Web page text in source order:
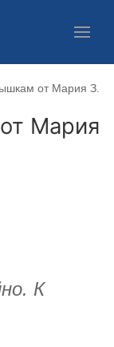
от Мария З.
Мария
К